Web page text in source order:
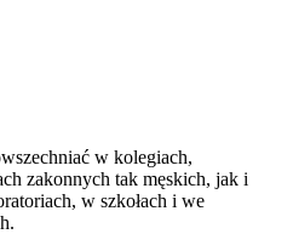
w kolegiach,
zakonnych tak męskich, jak i
w szkołach i we